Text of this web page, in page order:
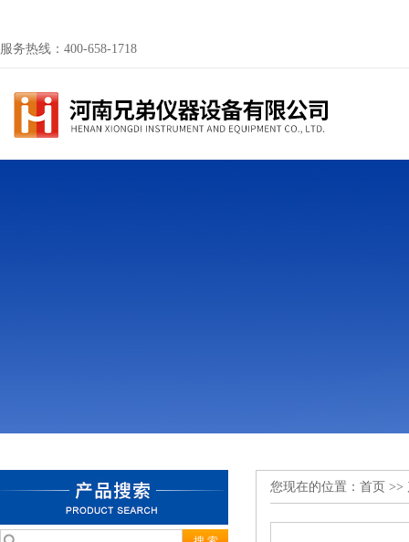
服务热线：400-658-1718
您现在的位置： 首页 >>